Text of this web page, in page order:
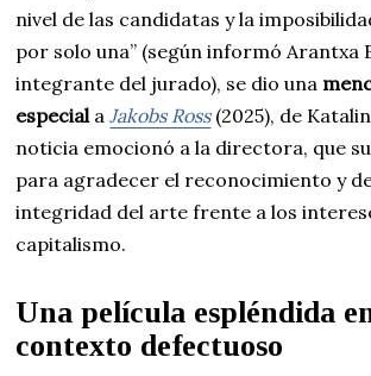
nivel de las candidatas y la
por solo una” (según informó Arantxa
integrante del jurado), se dio una
especial aJakobs Ross(2025), de
noticia emocionó a la directora, que
para agradecer el reconocimiento y
integridad del arte frente a los
capitalismo.
Una película espléndida
contexto defectuoso